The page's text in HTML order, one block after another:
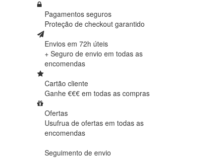
Pagamentos seguros
Proteção de checkout garantido
Envios em 72h úteis
+ Seguro de envio em todas as
encomendas
Cartão cliente
Ganhe €€€ em todas as compras
Ofertas
Usufrua de ofertas em todas as
encomendas
Seguimento de envio